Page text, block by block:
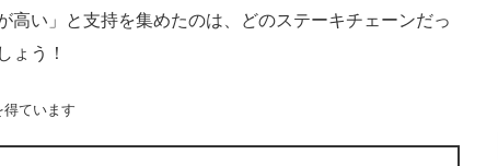
い」と支持を集めたのは、どのステーキチェーンだっ
ょう！
ています